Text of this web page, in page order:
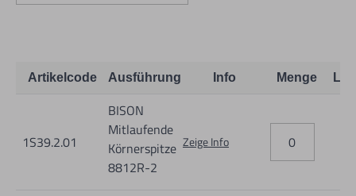
Artikelcode Ausführung Info Menge
1S39.2.01
BISON
Mitlaufende
Körnerspitze
8812R-2
Zeige Info